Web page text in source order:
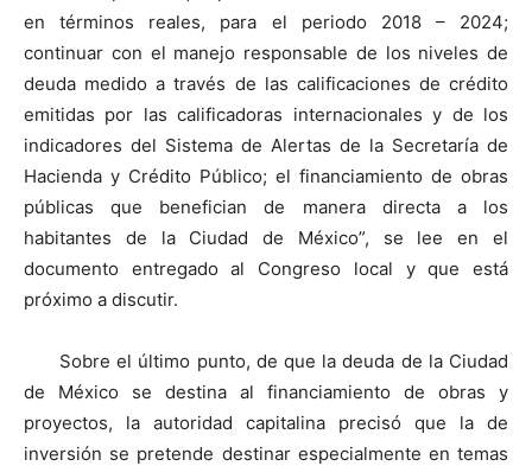
en términos reales, para el periodo 2018 – 2024;
continuar con el manejo responsable de los niveles de
deuda medido a través de las calificaciones de crédito
emitidas por las calificadoras internacionales y de los
indicadores del Sistema de Alertas de la Secretaría de
Hacienda y Crédito Público; el financiamiento de obras
públicas que benefician de manera directa a los
habitantes de la Ciudad de México”, se lee en el
documento entregado al Congreso local y que está
próximo a discutir.
Sobre el último punto, de que la deuda de la Ciudad
de México se destina al financiamiento de obras y
proyectos, la autoridad capitalina precisó que la de
inversión se pretende destinar especialmente en temas